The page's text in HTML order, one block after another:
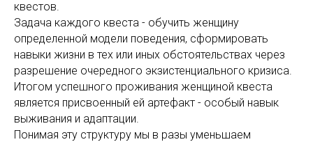
квестов.
Задача каждого квеста - обучить женщину
определенной модели поведения, сформировать
навыки жизни в тех или иных обстоятельствах через
разрешение очередного экзистенциального кризиса.
Итогом успешного проживания женщиной квеста
является присвоенный ей артефакт - особый навык
выживания и адаптации.
Понимая эту структуру мы в разы уменьшаем